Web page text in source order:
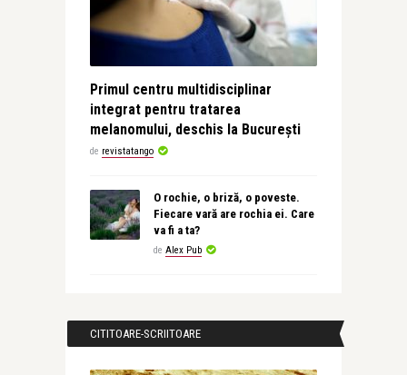
Primul centru multidisciplinar
integrat pentru tratarea
melanomului, deschis la București
de revistatango
O rochie, o briză, o poveste.
Fiecare vară are rochia ei. Care
va fi a ta?
de Alex Pub
CITITOARE-SCRIITOARE